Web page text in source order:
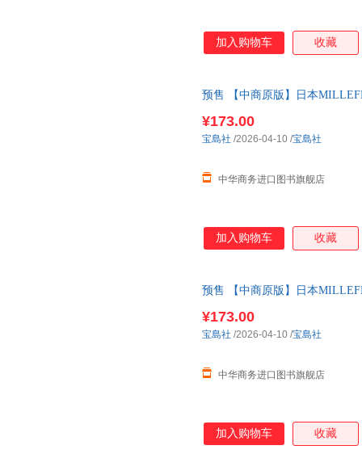
加入购物车 收藏
预售 【中商原版】日本
¥173.00
中华商务进口图书旗舰店
宝島社 /2026-04-10 /宝島社
加入购物车 收藏
预售 【中商原版】日本
¥173.00
中华商务进口图书旗舰店
宝島社 /2026-04-10 /宝島社
加入购物车 收藏